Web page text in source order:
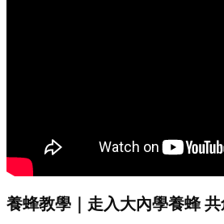
養蜂教學｜走入大內學養蜂